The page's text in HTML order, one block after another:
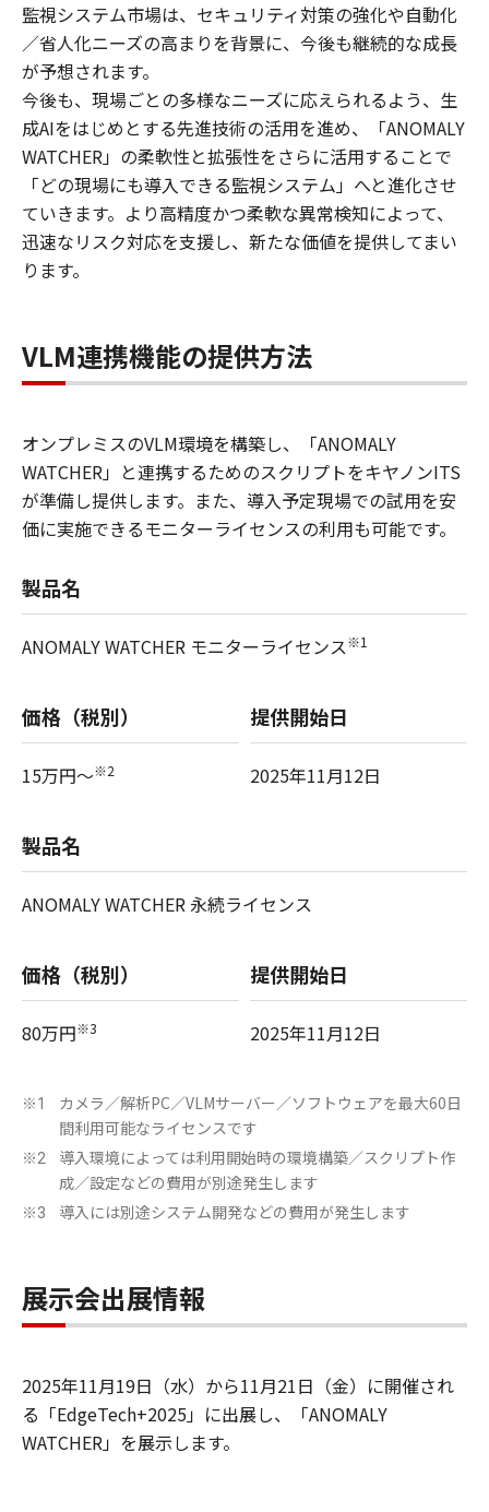
監視システム市場は、セキュリティ対策の強化や自動化
／省人化ニーズの高まりを背景に、今後も継続的な成長
が予想されます。
今後も、現場ごとの多様なニーズに応えられるよう、生
成AIをはじめとする先進技術の活用を進め、「ANOMALY
WATCHER」の柔軟性と拡張性をさらに活用することで
「どの現場にも導入できる監視システム」へと進化させ
ていきます。より高精度かつ柔軟な異常検知によって、
迅速なリスク対応を支援し、新たな価値を提供してまい
ります。​
VLM連携機能の提供方法
オンプレミスのVLM環境を構築し、「ANOMALY
WATCHER」と連携するためのスクリプトをキヤノンITS
が準備し提供します。また、導入予定現場での試用を安
価に実施できるモニターライセンスの利用も可能です。
製品名
ANOMALY WATCHER モニターライセンス※1
価格（税別）
15万円～※2
提供開始日
2025年11月12日
製品名
ANOMALY WATCHER 永続ライセンス
価格（税別）
80万円※3
提供開始日
2025年11月12日
※1
カメラ／解析PC／VLMサーバー／ソフトウェアを最大60日
間利用可能なライセンスです
※2
導入環境によっては利用開始時の環境構築／スクリプト作
成／設定などの費用が別途発生します
※3 導入には別途システム開発などの費用が発生します
展示会出展情報
2025年11月19日（水）から11月21日（金）に開催され
る「EdgeTech+2025」に出展し、「ANOMALY
WATCHER」を展示します。